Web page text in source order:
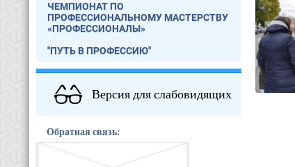
ЧЕМПИОНАТ ПО
ПРОФЕССИОНАЛЬНОМУ МАСТЕРСТВУ
«ПРОФЕССИОНАЛЫ»
"ПУТЬ В ПРОФЕССИЮ"
Версия для слабовидящих
Обратная связь: